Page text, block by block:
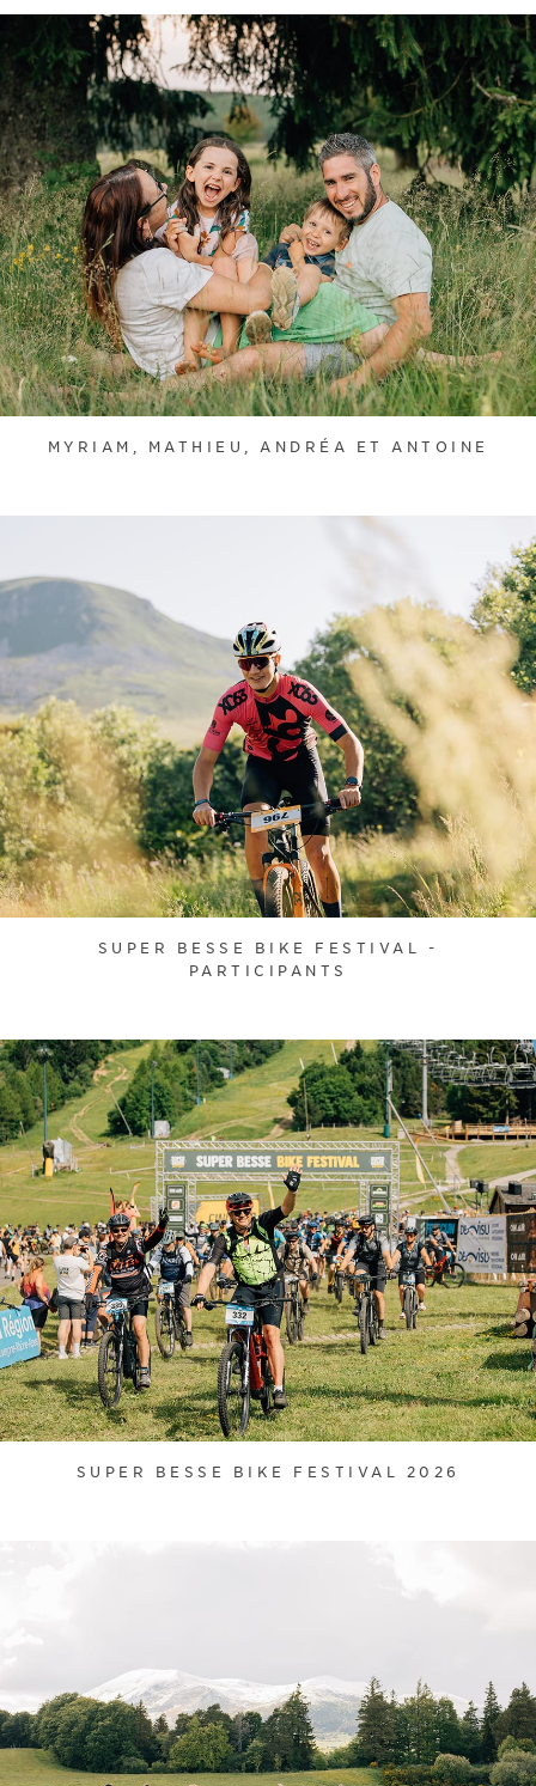
MYRIAM, MATHIEU, ANDRÉA ET ANTOINE
SUPER BESSE BIKE FESTIVAL -
PARTICIPANTS
SUPER BESSE BIKE FESTIVAL 2026